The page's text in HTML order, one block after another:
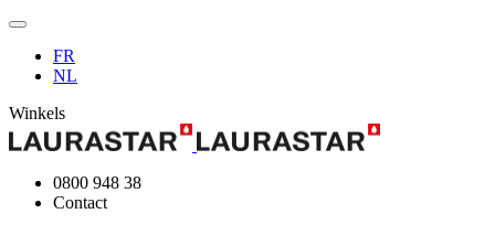
FR
NL
Winkels
0800 948 38
Contact